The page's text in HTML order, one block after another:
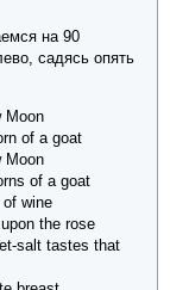
на 90
садясь опять
Moon
of a goat
Moon
of a goat
wine
the rose
salt tastes that